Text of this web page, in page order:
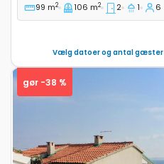
99 m2 106 m2 2 1 6
Vælg datoer og antal gæster
gør -38 %